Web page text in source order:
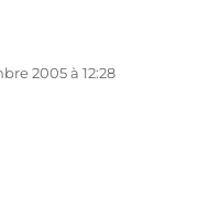
2005 à 12:28